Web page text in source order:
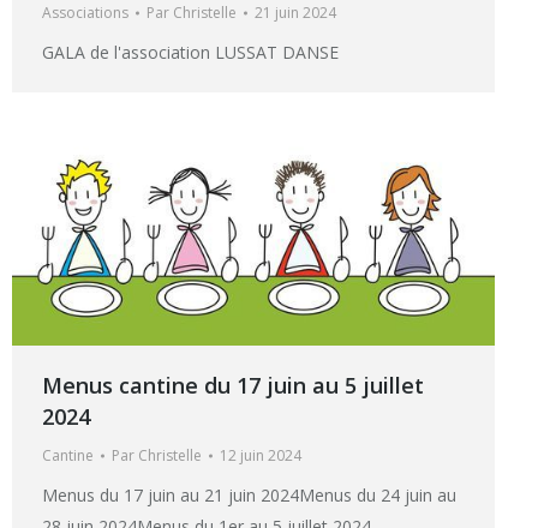
Associations Par Christelle 21 juin 2024
GALA de l'association LUSSAT DANSE
Menus cantine du 17 juin au 5 juillet
2024
Cantine Par Christelle 12 juin 2024
Menus du 17 juin au 21 juin 2024Menus du 24 juin au